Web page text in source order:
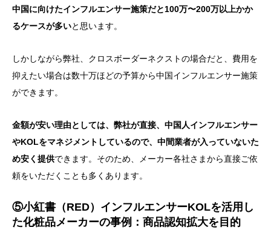
中国に向けたインフルエンサー施策だと100万〜200万以上かか
るケースが多いと思います。
しかしながら弊社、クロスボーダーネクストの場合だと、費用を
抑えたい場合は数十万ほどの予算から中国インフルエンサー施策
ができます。
金額が安い理由としては、弊社が直接、中国人インフルエンサー
やKOLをマネジメントしているので、中間業者が入っていないた
め安く提供できます。そのため、メーカー各社さまから直接ご依
頼をいただくことも多くあります。
⑤小紅書（RED）インフルエンサーKOLを活用し
た化粧品メーカーの事例：商品認知拡大を目的